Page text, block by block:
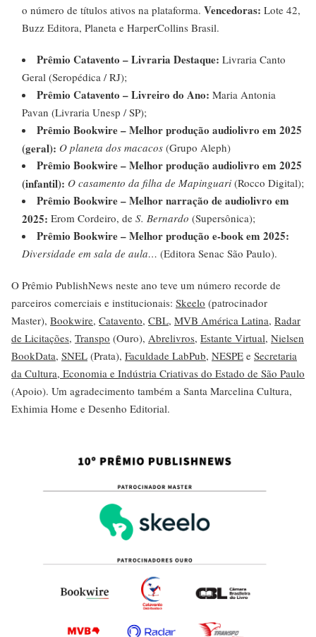
o número de títulos ativos na plataforma. Vencedoras: Lote 42,
Buzz Editora, Planeta e HarperCollins Brasil.
Prêmio Catavento – Livraria Destaque: Livraria Canto
Geral (Seropédica / RJ);
Prêmio Catavento – Livreiro do Ano: Maria Antonia
Pavan (Livraria Unesp / SP);
Prêmio Bookwire – Melhor produção audiolivro em 2025
(geral): O planeta dos macacos (Grupo Aleph)
Prêmio Bookwire – Melhor produção audiolivro em 2025
(infantil): O casamento da filha de Mapinguari (Rocco Digital);
Prêmio Bookwire – Melhor narração de audiolivro em
2025: Erom Cordeiro, de S. Bernardo (Supersônica);
Prêmio Bookwire – Melhor produção e-book em 2025:
Diversidade em sala de aula… (Editora Senac São Paulo).
O Prêmio PublishNews neste ano teve um número recorde de
parceiros comerciais e institucionais: Skeelo (patrocinador
Master), Bookwire, Catavento, CBL, MVB América Latina, Radar
de Licitações, Transpo (Ouro), Abrelivros, Estante Virtual, Nielsen
BookData, SNEL (Prata), Faculdade LabPub, NESPE e Secretaria
da Cultura, Economia e Indústria Criativas do Estado de São Paulo
(Apoio). Um agradecimento também a Santa Marcelina Cultura,
Exhimia Home e Desenho Editorial.